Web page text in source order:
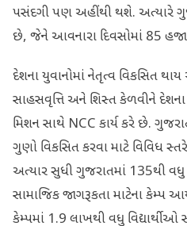
પસંદગી પણ અહીંથી થશે. અત્યારે
છે, જેને આવનારા દિવસોમાં 85
દેશના યુવાનોમાં નેતૃત્વ વિકસિત
સાહસવૃત્તિ અને શિસ્ત કેળવીને
મિશન સાથે NCC કાર્ય કરે છે.
ગુણો વિકસિત કરવા માટે વિવિધ
અત્યાર સુધી ગુજરાતમાં 135થી વધુ
સામાજિક જાગરૂકતા માટેના કેમ્પ
કેમ્પમાં 1.9 લાખથી વધુ